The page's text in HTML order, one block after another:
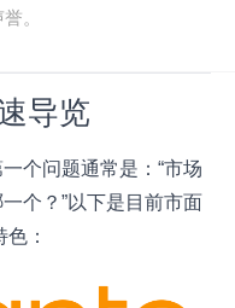
。
导览
个问题通常是：“市场
个？”以下是目前市面
：